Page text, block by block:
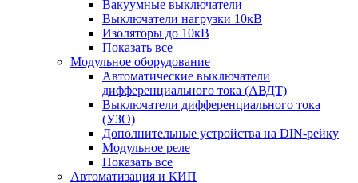
Вакуумные выключатели
Выключатели нагрузки 10кВ
Изоляторы до 10кВ
Показать все
Модульное оборудование
Автоматические выключатели
дифференциального тока (АВДТ)
Выключатели дифференциального тока
(УЗО)
Дополнительные устройства на DIN-рейку
Модульное реле
Показать все
Автоматизация и КИП